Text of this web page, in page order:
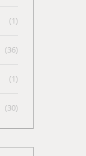
(1)
(36)
(1)
(30)